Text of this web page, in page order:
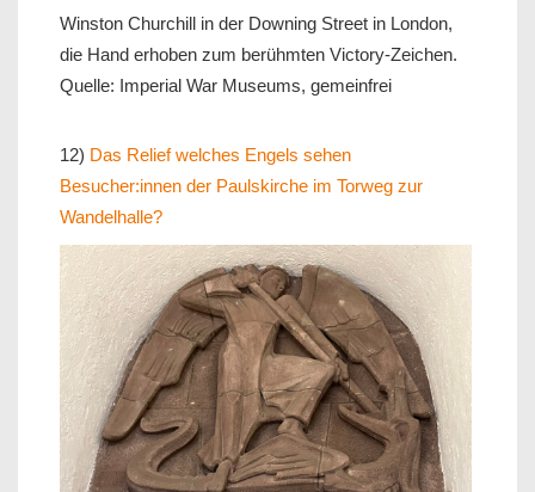
Winston Churchill in der Downing Street in London,
die Hand erhoben zum berühmten Victory-Zeichen.
Quelle: Imperial War Museums, gemeinfrei
12) Das Relief welches Engels sehen
Besucher:innen der Paulskirche im Torweg zur
Wandelhalle?